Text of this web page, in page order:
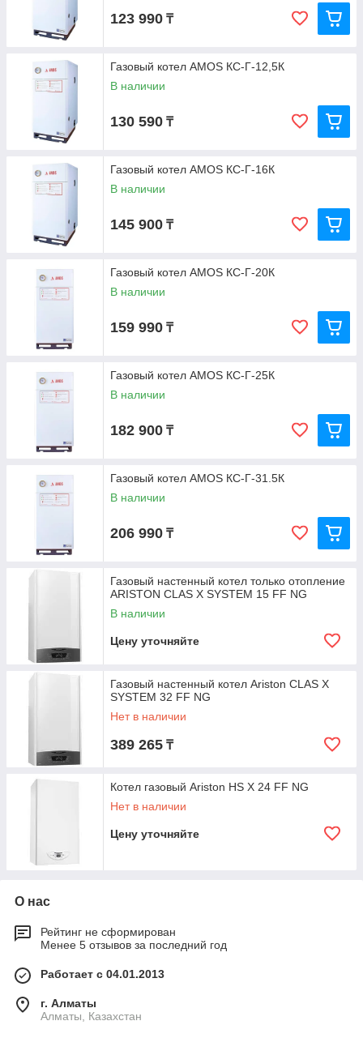
123 990 ₸
Газовый котел AMOS КС-Г-12,5К
В наличии
130 590 ₸
Газовый котел AMOS КС-Г-16К
В наличии
145 900 ₸
Газовый котел AMOS КС-Г-20К
В наличии
159 990 ₸
Газовый котел AMOS КС-Г-25К
В наличии
182 900 ₸
Газовый котел AMOS КС-Г-31.5К
В наличии
206 990 ₸
Газовый настенный котел только отопление
ARISTON CLAS X SYSTEM 15 FF NG
В наличии
Цену уточняйте
Газовый настенный котел Ariston CLAS X
SYSTEM 32 FF NG
Нет в наличии
389 265 ₸
Котел газовый Ariston HS X 24 FF NG
Нет в наличии
Цену уточняйте
О нас
Рейтинг не сформирован
Менее 5 отзывов за последний год
Работает с 04.01.2013
г. Алматы
Алматы, Казахстан